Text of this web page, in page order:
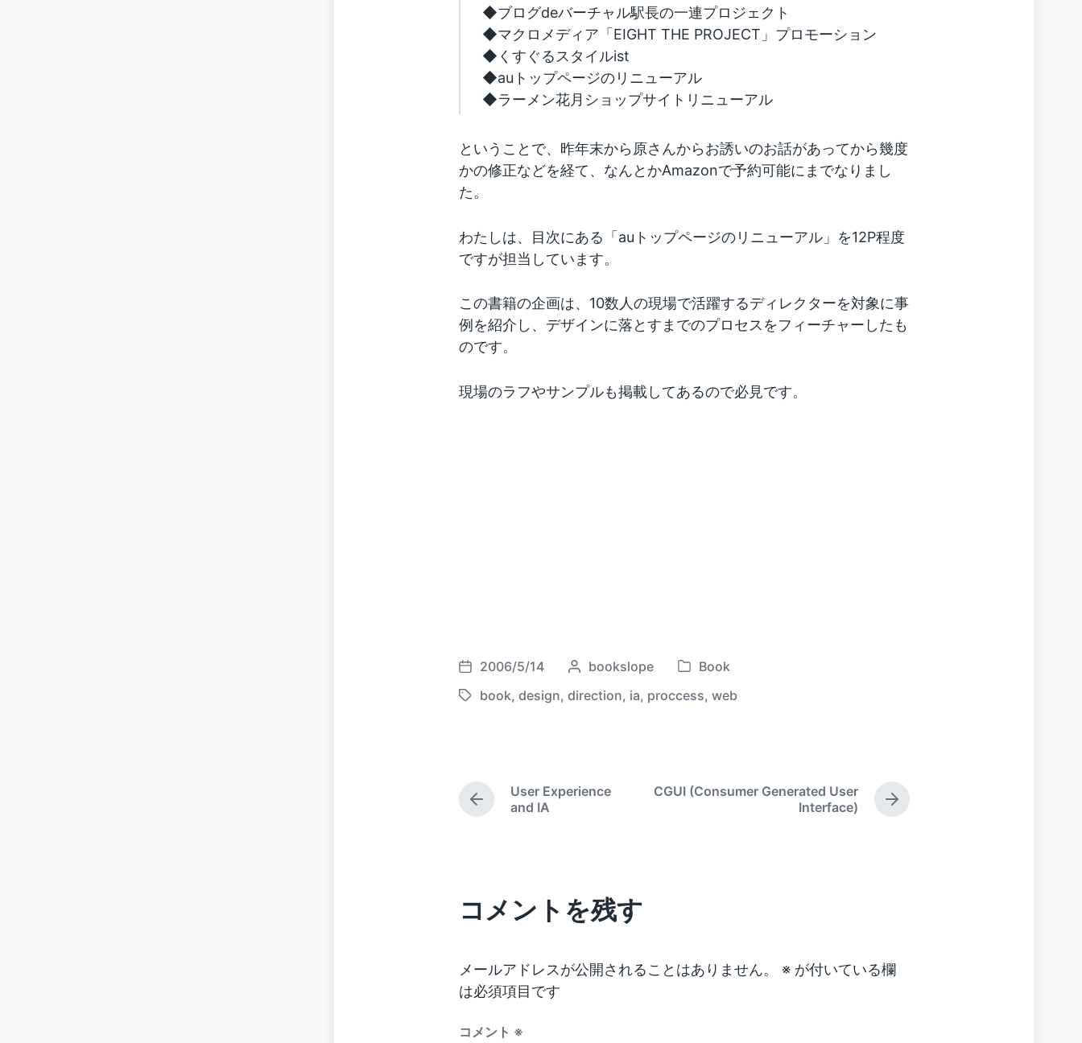
◆ブログdeバーチャル駅長の一連プロジェクト
◆マクロメディア「EIGHT THE PROJECT」プロモーション
◆くすぐるスタイルist
◆auトップページのリニューアル
◆ラーメン花月ショップサイトリニューアル
ということで、昨年末から原さんからお誘いのお話があってから幾度
かの修正などを経て、なんとかAmazonで予約可能にまでなりまし
た。
わたしは、目次にある「auトップページのリニューアル」を12P程度
ですが担当しています。
この書籍の企画は、10数人の現場で活躍するディレクターを対象に事
例を紹介し、デザインに落とすまでのプロセスをフィーチャーしたも
のです。
現場のラフやサンプルも掲載してあるので必見です。
P
o
t
e
2006/5/14
P
s
y
bookslope
P
o
i
Book
T
d
w
book, design, direction, ia, proccess, web
P
r
u
s
s
t
:
User Experience
and IA
N
e
CGUI (Consumer Generated User
Interface)
コメントを残す
メールアドレスが公開されることはありません。 ※が付いている欄
は必須項目です
コメント ※